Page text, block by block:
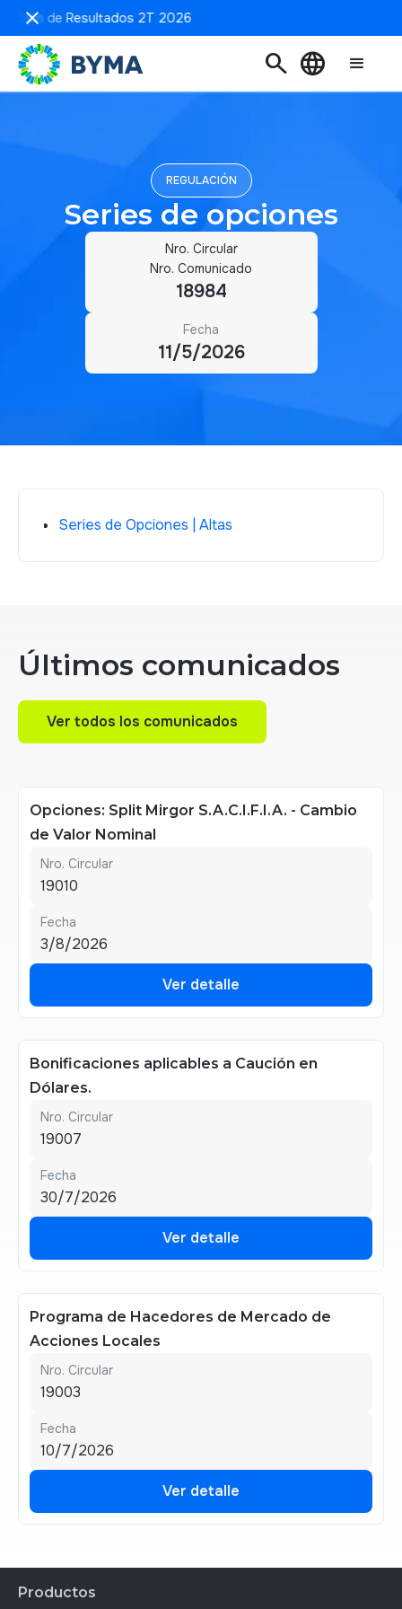
de Resultados 2T 2026
search language
REGULACIÓN
Series de opciones
Nro. Circular
Nro. Comunicado
18984
Fecha
11/5/2026
Series de Opciones | Altas
Últimos comunicados
Ver todos los comunicados
Opciones: Split Mirgor S.A.C.I.F.I.A. - Cambio
de Valor Nominal
Nro. Circular
19010
Fecha
3/8/2026
Ver detalle
Bonificaciones aplicables a Caución en
Dólares.
Nro. Circular
19007
Fecha
30/7/2026
Ver detalle
Programa de Hacedores de Mercado de
Acciones Locales
Nro. Circular
19003
Fecha
10/7/2026
Ver detalle
Productos